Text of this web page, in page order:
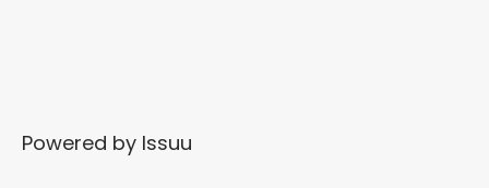
Powered by Issuu